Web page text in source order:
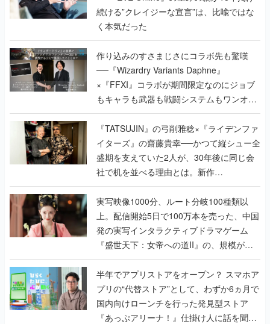
続ける”クレイジーな宣言”は、比喩ではな
く本気だった
作り込みのすさまじさにコラボ先も驚嘆
──『Wizardry Variants Daphne』
×『FFXI』コラボが期間限定なのにジョブ
もキャラも武器も戦闘システムもワンオフ
で作り込まれた理由を両ディレクターに聞
く
『TATSUJIN』の弓削雅稔×『ライデンファ
イターズ』の齋藤貴幸──かつて縦シュー全
盛期を支えていた2人が、30年後に同じ会
社で机を並べる理由とは。新作
『TATSUJIN EXTREME』で初タッグを組
んだレジェンド2人に訊く開発秘話
実写映像1000分、ルート分岐100種類以
上。配信開始5日で100万本を売った、中国
発の実写インタラクティブドラマゲーム
『盛世天下：女帝への道II』の、規模が違
うこだわりをプロデューサーに聞いた
半年でアプリストアをオープン？ スマホア
プリの“代替ストア”として、わずか6ヵ月で
国内向けローンチを行った発見型ストア
『あっぷアリーナ！』仕掛け人に話を聞い